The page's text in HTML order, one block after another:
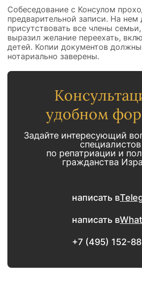
Собеседование с Консулом
предварительной записи. На
присутствовать все члены
выразил желание переехать,
детей. Копии документов
нотариально заверены.
удобном
Задайте интересующий
специалистов
по репатриации и
гражданства
написать в
написать в
+7 (495) 152-